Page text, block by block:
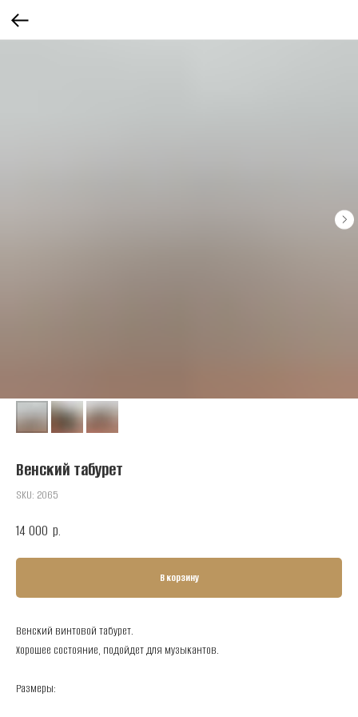
Венский табурет
SKU: 2065
14 000 р.
В корзину
Венский винтовой табурет.
Хорошее состояние, подойдет для музыкантов.
Размеры: